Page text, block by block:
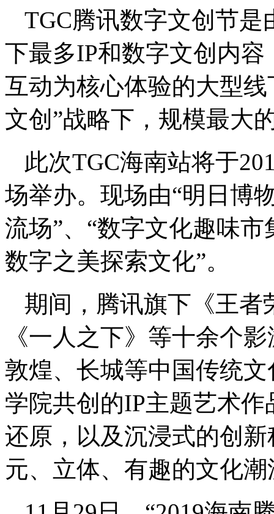
TGC腾讯数字文创节
下最多IP和数字文创内
互动为核心体验的大型
文创”战略下，规模最大
此次TGC海南站将于
场举办。现场由“明日博
流场”、“数字文化趣味
数字之美探索文化”。
期间，腾讯旗下《王者
《一人之下》等十余个
敦煌、长城等中国传统
学院共创的IP主题艺术
还原，以及沉浸式的创
元、立体、有趣的文化